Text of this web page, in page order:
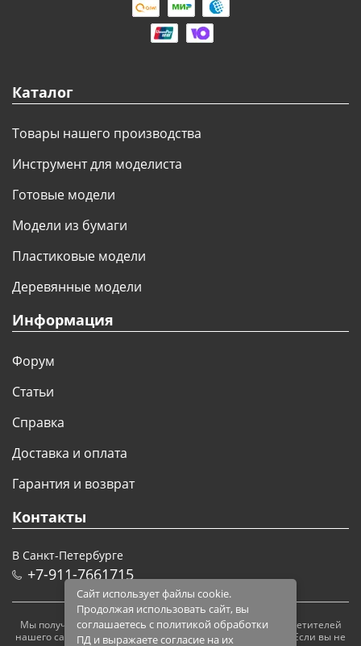
Каталог
Товары нашего производства
Инструмент для моделиста
Готовые модели
Модели из бумаги
Пластиковые модели
Деревянные модели
Информация
Форум
Статьи
Справка
Доставка и оплата
Гарантия и возврат
Контакты
В Санкт-Петербурге
+7-911-7661715
Мы получаем и обрабатываем персональные данные посетителей
нашего сайта в соответствии софициальной политикой
. Если вы не
Сайт использует файлы cookie.
Продолжая использовать сайт, вы
соглашаетесь с политикой обработки
ПД и выражаете согласие на их